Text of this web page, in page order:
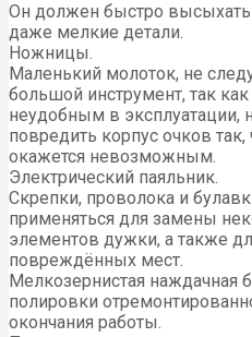
Он должен быстро
даже мелкие детали.
Ножницы.
Маленький молоток, не
большой инструмент, так
неудобным в эксплуатации,
повредить корпус очков
окажется невозможным.
Электрический паяльник.
Скрепки, проволока и
применяться для замены
элементов дужки, а также
повреждённых мест.
Мелкозернистая наждачная
полировки
окончания работы.